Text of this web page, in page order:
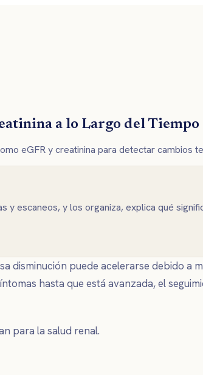
a lo Largo del Tiempo
eGFR y creatinina para detectar cambios
y escaneos, y los organiza, explica qué
disminución puede acelerarse debido
hasta que está avanzada, el
para la salud renal.